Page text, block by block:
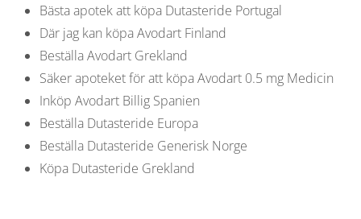
Bästa apotek att köpa Dutasteride Portugal
Där jag kan köpa Avodart Finland
Beställa Avodart Grekland
Säker apoteket för att köpa Avodart 0.5 mg Medicin
Inköp Avodart Billig Spanien
Beställa Dutasteride Europa
Beställa Dutasteride Generisk Norge
Köpa Dutasteride Grekland